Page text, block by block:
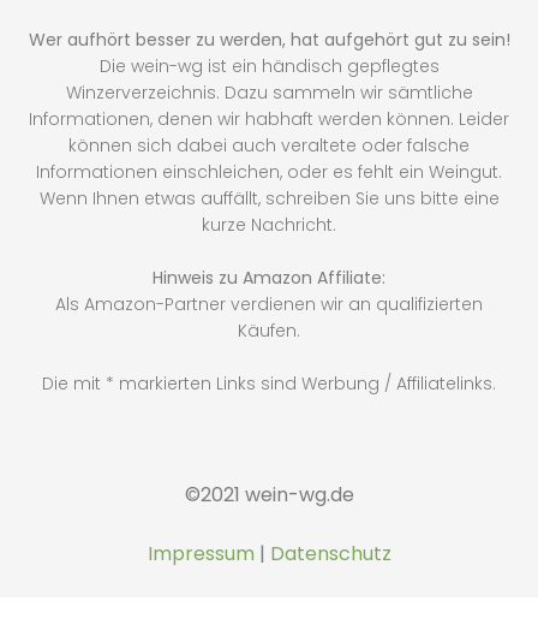
Wer aufhört besser zu werden, hat aufgehört gut zu sein!
Die wein-wg ist ein händisch gepflegtes
Winzerverzeichnis. Dazu sammeln wir sämtliche
Informationen, denen wir habhaft werden können. Leider
können sich dabei auch veraltete oder falsche
Informationen einschleichen, oder es fehlt ein Weingut.
Wenn Ihnen etwas auffällt, schreiben Sie uns bitte eine
kurze Nachricht.
Hinweis zu Amazon Affiliate:
Als Amazon-Partner verdienen wir an qualifizierten
Käufen.
Die mit * markierten Links sind Werbung / Affiliatelinks.
©2021 wein-wg.de
Impressum | Datenschutz